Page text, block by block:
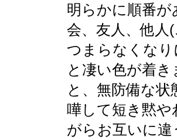
明らかに順番が
会、友人、他人
つまらなくな
と凄い色が着
と、無防備な
嘩して短き黙
がらお互いに